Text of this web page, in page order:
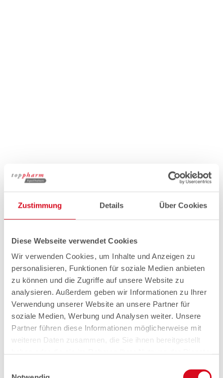
Zustimmung Details Über Cookies
Diese Webseite verwendet Cookies
Wir verwenden Cookies, um Inhalte und Anzeigen zu
personalisieren, Funktionen für soziale Medien anbieten
zu können und die Zugriffe auf unsere Website zu
analysieren. Außerdem geben wir Informationen zu Ihrer
Verwendung unserer Website an unsere Partner für
soziale Medien, Werbung und Analysen weiter. Unsere
Partner führen diese Informationen möglicherweise mit
weiteren Daten zusammen, die Sie ihnen bereitgestellt